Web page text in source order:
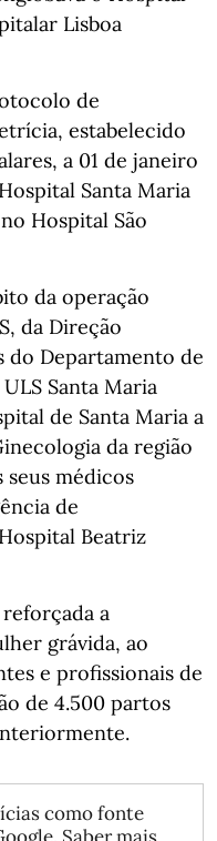
Lisboa
de
estabelecido
a 01 de janeiro
Santa Maria
Hospital São
da operação
da Direção
do Departamento de
Santa Maria
de Santa Maria a
da região
seus médicos
de
Beatriz
a
grávida, ao
e profissionais de
de 4.500 partos
como fonte
Saber mais